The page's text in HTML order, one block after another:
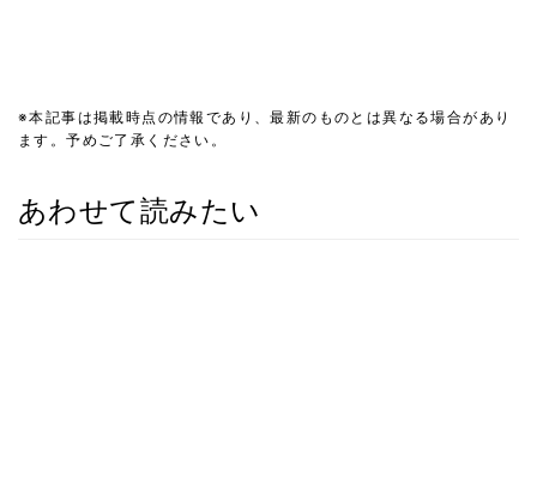
※本記事は掲載時点の情報であり、最新のものとは異なる場合があり
ます。予めご了承ください。
あわせて読みたい